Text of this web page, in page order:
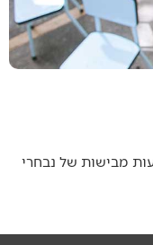
מבישות של נבחרי